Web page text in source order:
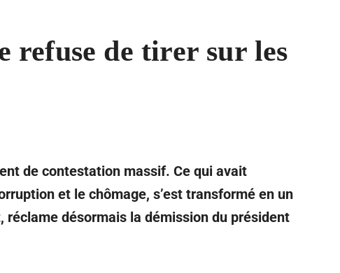
refuse de tirer sur les
de contestation massif. Ce qui avait
et le chômage, s’est transformé en un
désormais la démission du président